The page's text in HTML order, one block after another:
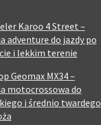
Karoo 4 Street –
adventure do jazdy po
i lekkim terenie
Geomax MX34 –
motocrossowa do
i średnio twardego